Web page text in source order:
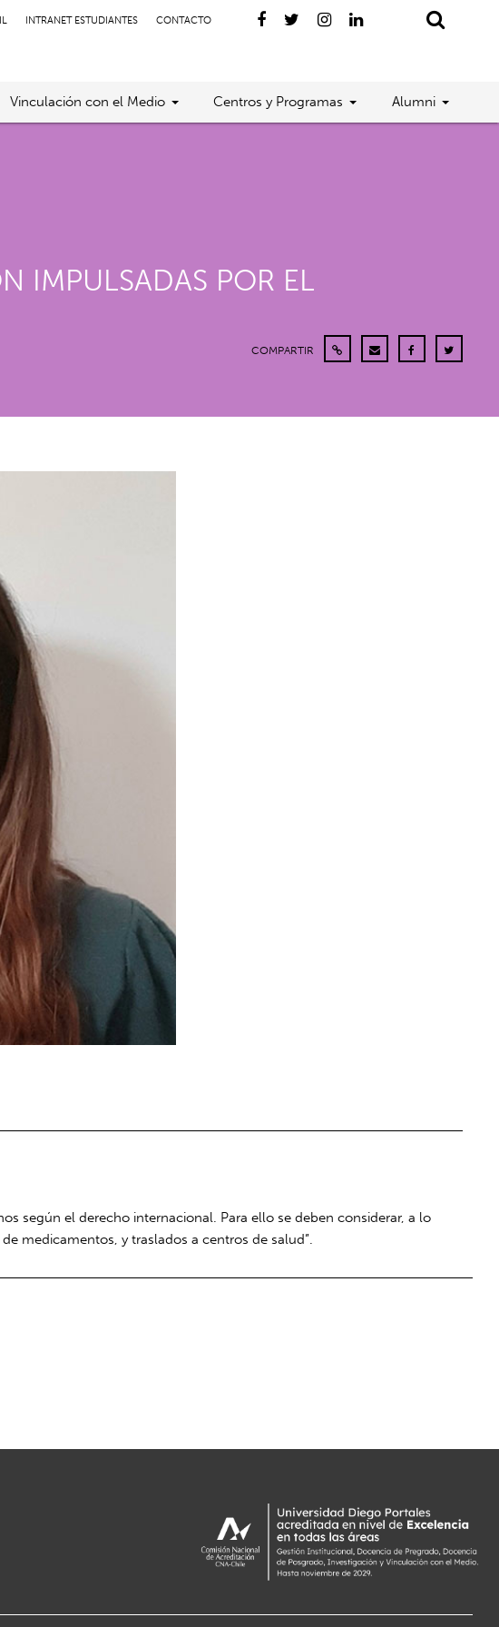
INTRANET ESTUDIANTES CONTACTO
Vinculación con el Medio Centros y Programas Alumni
IMPULSADAS POR EL
COMPARTIR
según el derecho internacional. Para ello se deben considerar, a lo
medicamentos, y traslados a centros de salud”.